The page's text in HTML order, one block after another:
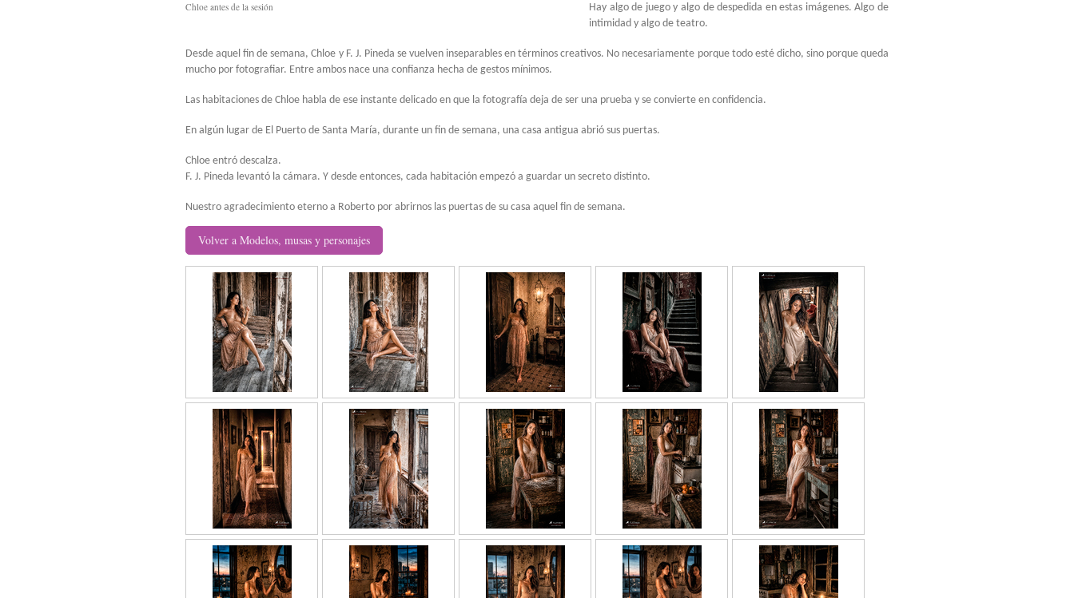
Chloe antes de la sesión
Hay algo de juego y algo de despedida en estas imágenes. Algo de
intimidad y algo de teatro.
Desde aquel fin de semana, Chloe y F. J. Pineda se vuelven inseparables en términos creativos. No necesariamente porque todo esté dicho, sino porque queda
mucho por fotografiar. Entre ambos nace una confianza hecha de gestos mínimos.
Las habitaciones de Chloe habla de ese instante delicado en que la fotografía deja de ser una prueba y se convierte en confidencia.
En algún lugar de El Puerto de Santa María, durante un fin de semana, una casa antigua abrió sus puertas.
Chloe entró descalza.
F. J. Pineda levantó la cámara. Y desde entonces, cada habitación empezó a guardar un secreto distinto.
Nuestro agradecimiento eterno a Roberto por abrirnos las puertas de su casa aquel fin de semana.
Volver a Modelos, musas y personajes